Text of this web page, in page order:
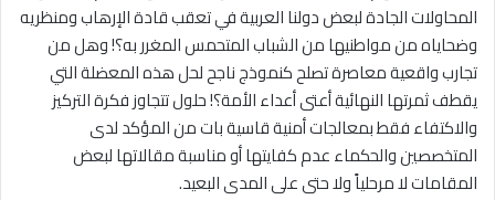
المحاولات الجادة لبعض دولنا العربية في تعقب قادة الإرهاب ومنظريه
وضحاياه من مواطنيها من الشباب المتحمس المغرر به؟! وهل من
تجارب واقعية معاصرة تصلح كنموذج ناجح لحل هذه المعضلة التي
يقطف ثمرتها النهائية أعتى أعداء الأمة؟! حلول تتجاوز فكرة التركيز
والاكتفاء فقط بمعالجات أمنية قاسية بات من المؤكد لدى
المتخصصين والحكماء عدم كفايتها أو مناسبة مقالاتها لبعض
المقامات لا مرحلياً ولا حتى على المدى البعيد.